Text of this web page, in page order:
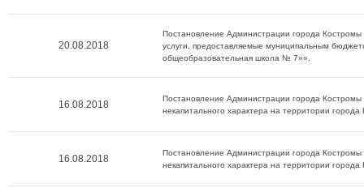
20.08.2018
Постановление Администрации города
услуги, предоставляемые муниципальным
общеобразовательная школа № 7»».
16.08.2018
Постановление Администрации города
некапитального характера на территории
16.08.2018
Постановление Администрации города
некапитального характера на территории